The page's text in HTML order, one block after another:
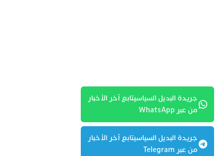
جريدة البديل السياسيتابع آخر الأخبار
من عبر WhatsApp
جريدة البديل السياسيتابع آخر الأخبار
من عبر Telegram